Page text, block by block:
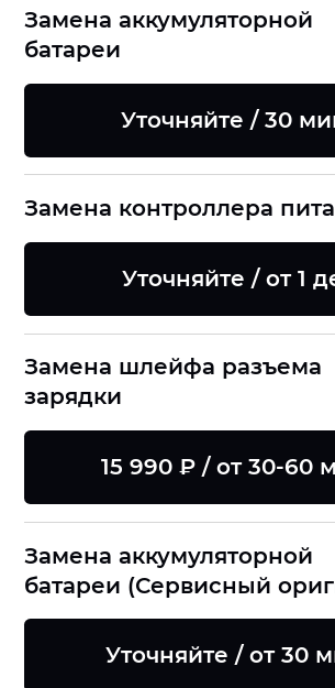
Замена аккумуляторной
батареи
Уточняйте / 30
Замена контроллера
Уточняйте / от 1
Замена шлейфа разъема
зарядки
15 990 ₽ / от 30-60
Замена аккумуляторной
батареи (Сервисный
Уточняйте / от 30